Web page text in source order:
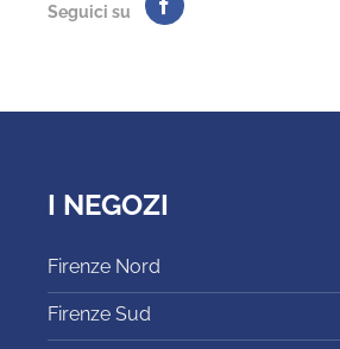
Seguici su
I NEGOZI
Firenze Nord
Firenze Sud